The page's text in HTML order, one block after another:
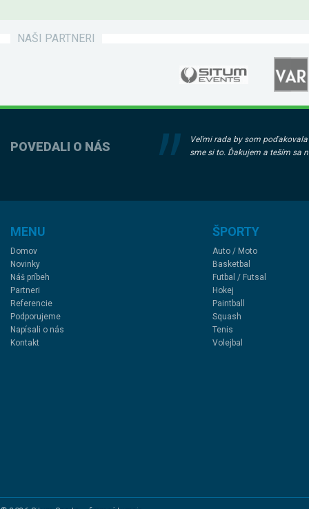
NAŠI PARTNERI
POVEDALI O NÁS
Veľmi rada by som
sme si to. Ďakujem a teším sa
MENU
Domov
Novinky
Náš príbeh
Partneri
Referencie
Podporujeme
Napísali o nás
Kontakt
ŠPORTY
Auto / Moto
Basketbal
Futbal / Futsal
Hokej
Paintball
Squash
Tenis
Volejbal